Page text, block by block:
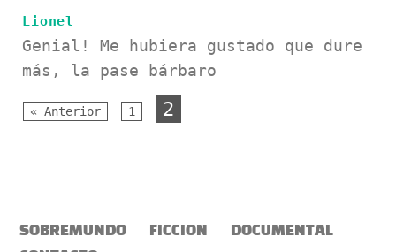
Lionel
Genial! Me hubiera gustado que dure
más, la pase bárbaro
« Anterior 1 2
SOBREMUNDO FICCION
DOCUMENTAL